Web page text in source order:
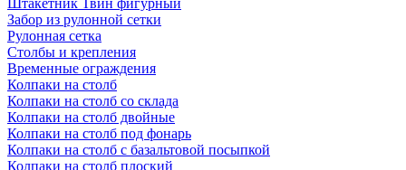
Штакетник Твин фигурный
Забор из рулонной сетки
Рулонная сетка
Столбы и крепления
Временные ограждения
Колпаки на столб
Колпаки на столб со склада
Колпаки на столб двoйные
Колпаки на столб под фонарь
Колпаки на столб с базальтовой посыпкой
Колпаки на столб плоский